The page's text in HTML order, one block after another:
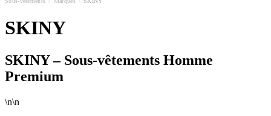
SKINY
SKINY – Sous-vêtements Homme
Premium
\n\n